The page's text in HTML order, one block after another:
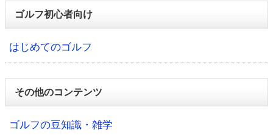
ゴルフ初心者向け
はじめてのゴルフ
その他のコンテンツ
ゴルフの豆知識・雑学